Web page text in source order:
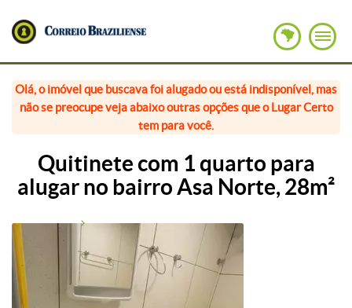
Olá, o imóvel que buscava foi alugado ou está indisponível, mas
não se preocupe veja abaixo outras opções que o Lugar Certo
tem para você.
Quitinete com 1 quarto para
alugar no bairro Asa Norte, 28m²